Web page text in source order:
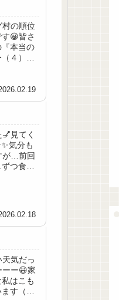
の順位
😀皆さ
本当の
４）ま
見てく
気分も
が…前回
つ食べ
気だっ
ー😃家
はこも
す（苦